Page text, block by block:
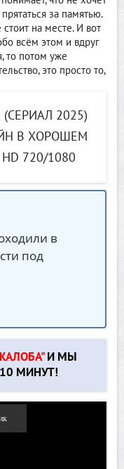
за памятью.
на месте. И вот
всём этом и вдруг
то потом уже
это просто то,
2025)
В ХОРОШЕМ
720/1080
в
под
И МЫ
МИНУТ!